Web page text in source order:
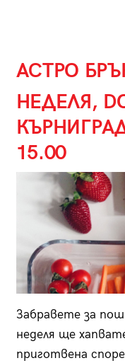
АСТРО
НЕДЕЛЯ,
15.00
Забравете за
неделя ще
приготвена